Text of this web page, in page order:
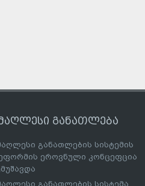
განათლება
განათლების სისტემის
ეროვნული კონცეფცია
განათლების სისტემა